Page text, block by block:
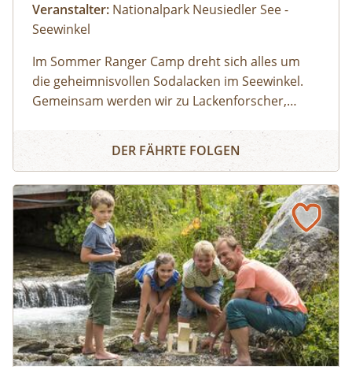
Veranstalter: Nationalpark Neusiedler See -
Seewinkel
Im Sommer Ranger Camp dreht sich alles um
die geheimnisvollen Sodalacken im Seewinkel.
Gemeinsam werden wir zu Lackenforscher,
beobachten Vögel und führen spannende
Experimente rund um Salz, Wasser und extreme
draußen unterwegs, probieren aus, stellen
Fragen und erleben den Nationalpark mit allen
Sinnen. Ein besonderes Highlight ist eine
gemeinsame Nachtexkursion, bei der wir die
Lacken und ihre Bewohner von einer ganz
neuen Seite kennenlernen. Für
naturinteressierte Kinder von 7 bis 12 Jahren.
Ausrüstung: Eigenes Fahrrad + Helm
(abgeschlossene Garage vorhanden),
Sommer Ranger Camp 4
DER FÄHRTE FOLGEN